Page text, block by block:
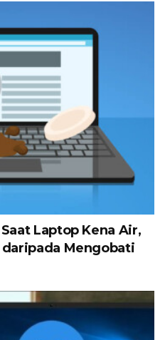
Laptop Kena Air,
Mengobati